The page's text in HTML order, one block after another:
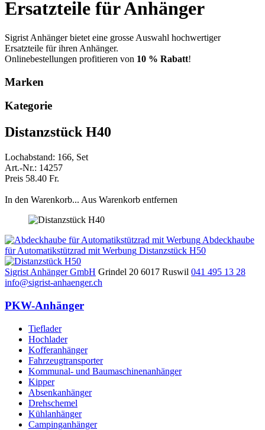
Ersatzteile für Anhänger
Sigrist Anhänger bietet eine grosse Auswahl hochwertiger
Ersatzteile für ihren Anhänger.
Onlinebestellungen profitieren von 10 % Rabatt!
Marken
Kategorie
Distanzstück H40
Lochabstand: 166, Set
Art.-Nr.: 14257
Preis 58.40 Fr.
In den Warenkorb... Aus Warenkorb entfernen
Abdeckhaube
für Automatikstützrad mit Werbung Distanzstück H50
Sigrist Anhänger GmbH Grindel 20 6017 Ruswil 041 495 13 28
info@sigrist-anhaenger.ch
PKW-Anhänger
Tieflader
Hochlader
Kofferanhänger
Fahrzeugtransporter
Kommunal- und Baumaschinenanhänger
Kipper
Absenkanhänger
Drehschemel
Kühlanhänger
Campinganhänger